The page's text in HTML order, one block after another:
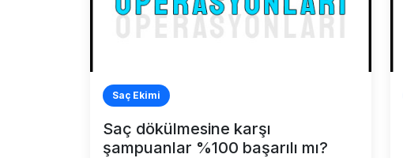
Saç Ekimi
Saç dökülmesine karşı
şampuanlar %100 başarılı mı?